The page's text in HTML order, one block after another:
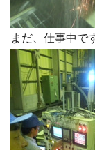
まだ、仕事中で